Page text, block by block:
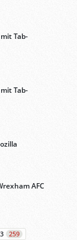
Tab-
Tab-
AFC
259